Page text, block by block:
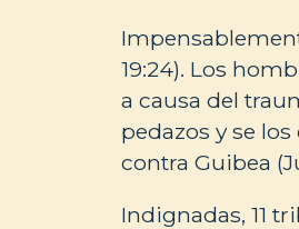
19:24). Los
a causa del
pedazos y se
contra Guibea
Indignadas, 11